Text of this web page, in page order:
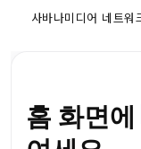
사바나미디어 네트워
홈 화면